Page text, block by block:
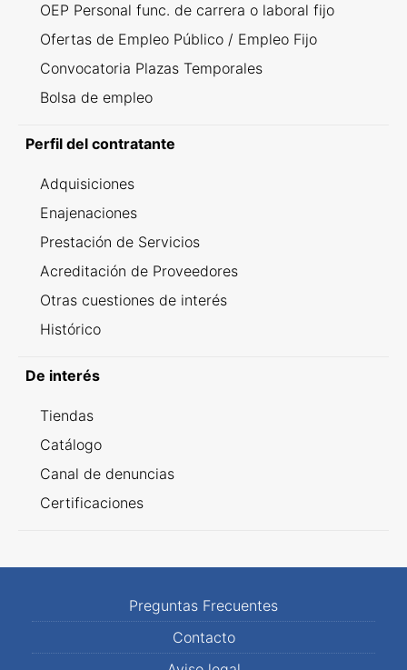
OEP Personal func. de carrera o laboral fijo
Ofertas de Empleo Público / Empleo Fijo
Convocatoria Plazas Temporales
Bolsa de empleo
Perfil del contratante
Adquisiciones
Enajenaciones
Prestación de Servicios
Acreditación de Proveedores
Otras cuestiones de interés
Histórico
De interés
Tiendas
Catálogo
Canal de denuncias
Certificaciones
Preguntas Frecuentes
Contacto